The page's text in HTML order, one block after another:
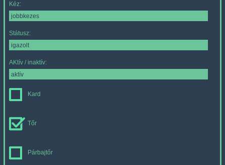
Kéz:
Státusz:
AKtív / inaktív:
Kard
Tőr
Párbajtőr